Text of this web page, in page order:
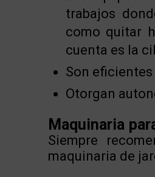
trabajos
como quitar
cuenta es la
Son
Otorgan
Maquinaria
Siempre
maquinaria de